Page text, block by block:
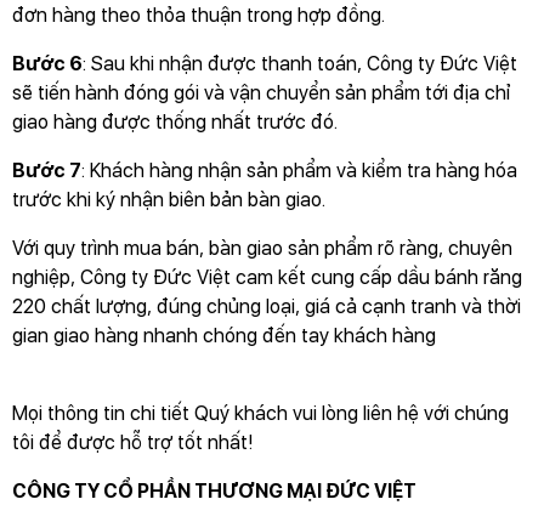
đơn hàng theo thỏa thuận trong hợp đồng.
Bước 6: Sau khi nhận được thanh toán, Công ty Đức Việt
sẽ tiến hành đóng gói và vận chuyển sản phẩm tới địa chỉ
giao hàng được thống nhất trước đó.
Bước 7: Khách hàng nhận sản phẩm và kiểm tra hàng hóa
trước khi ký nhận biên bản bàn giao.
Với quy trình mua bán, bàn giao sản phẩm rõ ràng, chuyên
nghiệp, Công ty Đức Việt cam kết cung cấp dầu bánh răng
220 chất lượng, đúng chủng loại, giá cả cạnh tranh và thời
gian giao hàng nhanh chóng đến tay khách hàng
Mọi thông tin chi tiết Quý khách vui lòng liên hệ với chúng
tôi để được hỗ trợ tốt nhất!
CÔNG TY CỔ PHẦN THƯƠNG MẠI ĐỨC VIỆT